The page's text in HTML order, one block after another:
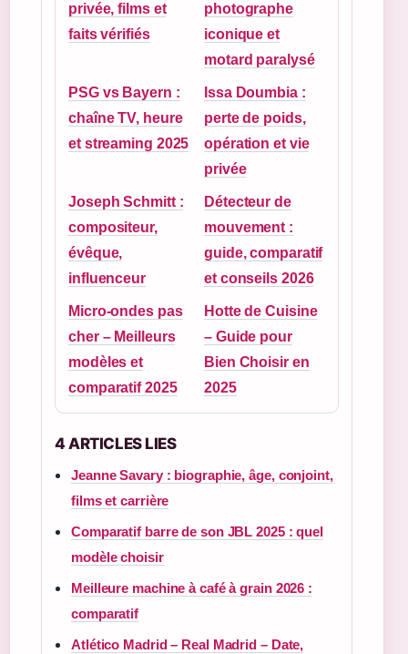
privée, films et
faits vérifiés
photographe
iconique et
motard paralysé
PSG vs Bayern :
chaîne TV, heure
et streaming 2025
Issa Doumbia :
perte de poids,
opération et vie
privée
Joseph Schmitt :
compositeur,
évêque,
influenceur
Détecteur de
mouvement :
guide, comparatif
et conseils 2026
Micro-ondes pas
cher – Meilleurs
modèles et
comparatif 2025
Hotte de Cuisine
– Guide pour
Bien Choisir en
2025
4 ARTICLES LIES
Jeanne Savary : biographie, âge, conjoint,
films et carrière
Comparatif barre de son JBL 2025 : quel
modèle choisir
Meilleure machine à café à grain 2026 :
comparatif
Atlético Madrid – Real Madrid – Date,